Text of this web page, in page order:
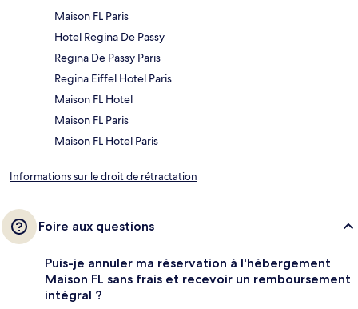
Maison FL Paris
Hotel Regina De Passy
Regina De Passy Paris
Regina Eiffel Hotel Paris
Maison FL Hotel
Maison FL Paris
Maison FL Hotel Paris
Informations sur le droit de rétractation
Foire aux questions
Puis-je annuler ma réservation à l'hébergement
Maison FL sans frais et recevoir un remboursement
intégral ?